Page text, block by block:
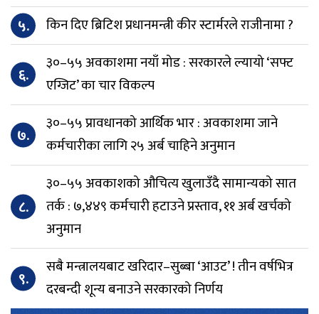
५. किन दिए ब्रिटिश प्रधानमन्त्री कीर स्टार्मरले राजीनामा ?
६.
३०–५५ अवकाशमा नयाँ मोड : सरकारले ल्यायो ‘सफ्ट
एग्जिट’ का चार विकल्प
७.
३०–५५ प्रावधानको आर्थिक भार : अवकाशमा जाने
कर्मचारीका लागि २५ अर्ब चाहिने अनुमान
८.
३०–५५ अवकाशको औचित्य खुलाउँदै सामान्यको सात
तर्क : ७,४४९ कर्मचारी हटाउने प्रस्ताव, ११ अर्ब खर्चको
अनुमान
९.
सबै मन्त्रालयबाट खरिदार–सुब्बा ‘आउट’ ! तीन वर्षभित्र
दरबन्दी शून्य बनाउने सरकारको निर्णय